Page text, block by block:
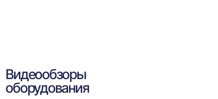
Видеообзоры
оборудования